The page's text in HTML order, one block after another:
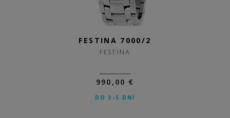
FESTINA 7000/2
FESTINA
990,00 €
DO 3-5 DNÍ